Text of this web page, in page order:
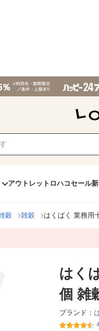
アウトレット ロハコセール
穀 雑穀 はくばく 業務用
はく
個 雑
ブランド：